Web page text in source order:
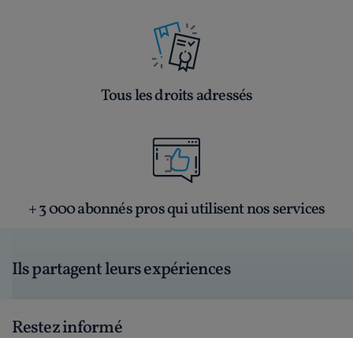
Tous les droits adressés
+ 3 000 abonnés pros qui utilisent nos services
Ils partagent leurs expériences
Restez informé